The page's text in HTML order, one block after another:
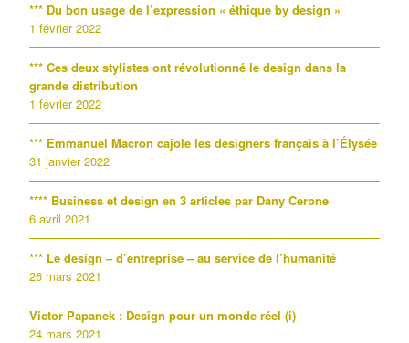
*** Du bon usage de l’expression « éthique by design »
1 février 2022
*** Ces deux stylistes ont révolutionné le design dans la
grande distribution
1 février 2022
*** Emmanuel Macron cajole les designers français à l’Élysée
31 janvier 2022
**** Business et design en 3 articles par Dany Cerone
6 avril 2021
*** Le design – d’entreprise – au service de l’humanité
26 mars 2021
Victor Papanek : Design pour un monde réel (i)
24 mars 2021